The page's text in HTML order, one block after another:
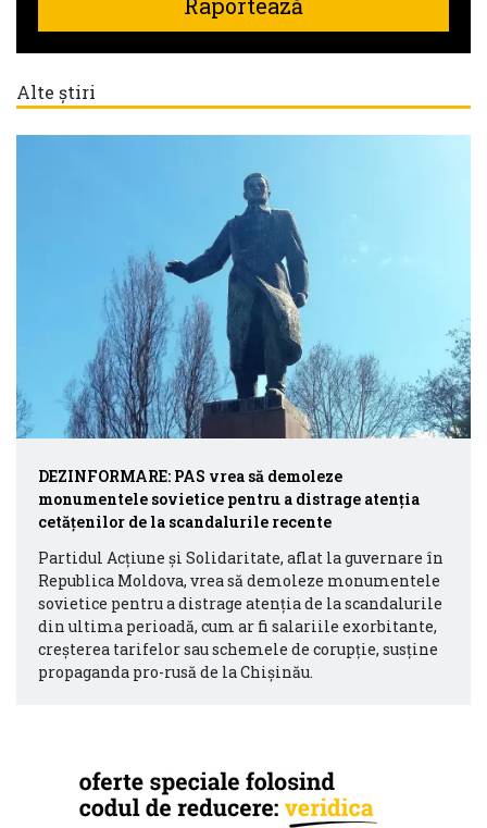
Raportează
Alte știri
DEZINFORMARE: PAS vrea să demoleze
monumentele sovietice pentru a distrage atenția
cetățenilor de la scandalurile recente
Partidul Acțiune și Solidaritate, aflat la guvernare în
Republica Moldova, vrea să demoleze monumentele
sovietice pentru a distrage atenția de la scandalurile
din ultima perioadă, cum ar fi salariile exorbitante,
creșterea tarifelor sau schemele de corupție, susține
propaganda pro-rusă de la Chișinău.